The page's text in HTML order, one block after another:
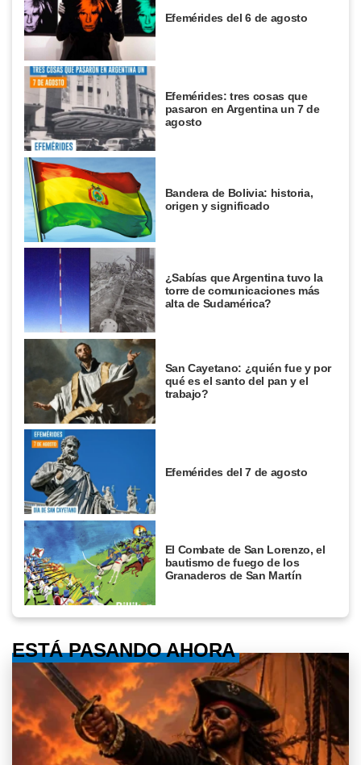
Efemérides del 6 de agosto
Efemérides: tres cosas que
pasaron en Argentina un 7 de
agosto
Bandera de Bolivia: historia,
origen y significado
¿Sabías que Argentina tuvo la
torre de comunicaciones más
alta de Sudamérica?
San Cayetano: ¿quién fue y por
qué es el santo del pan y el
trabajo?
Efemérides del 7 de agosto
El Combate de San Lorenzo, el
bautismo de fuego de los
Granaderos de San Martín
ESTÁ PASANDO AHORA